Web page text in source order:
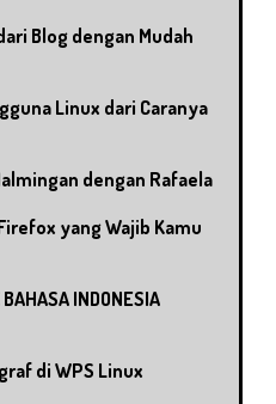
Blog dengan Mudah
Linux dari Caranya
dengan Rafaela
yang Wajib Kamu
INDONESIA
di WPS Linux